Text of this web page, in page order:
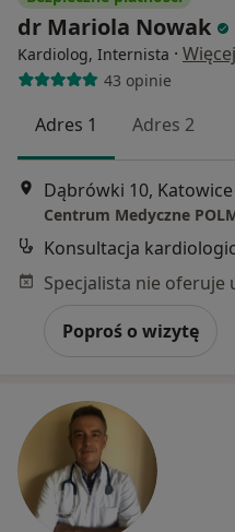
dr Mariola Nowak
Kardiolog, Internista · Więcej
43 opinie
Adres 1 Adres 2
Dąbrówki 10, Katowice
Centrum Medyczne
Konsultacja
Poproś o wizytę